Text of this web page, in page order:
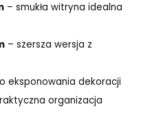
– smukła witryna idealna
– szersza wersja z
eksponowania dekoracji
organizacja